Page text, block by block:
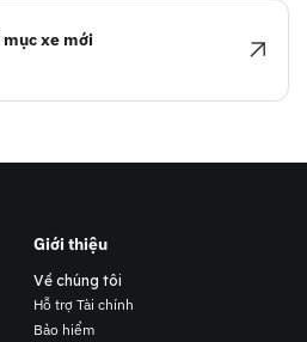
Hỗ trợ Tài chính
Bảo hiểm
Liên lạc